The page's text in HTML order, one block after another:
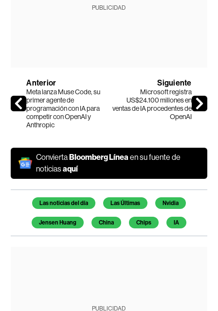
PUBLICIDAD
Anterior
Meta lanza Muse Code, su
primer agente de
programación con IA para
competir con OpenAI y
Anthropic
Siguiente
Microsoft registra
US$24.100 millones en
ventas de IA procedentes de
OpenAI
ConviertaBloomberg Línea en su fuente de
noticiasaquí
Temas de este artículo
Las noticias del día Las Últimas Nvidia
Jensen Huang China Chips IA
PUBLICIDAD